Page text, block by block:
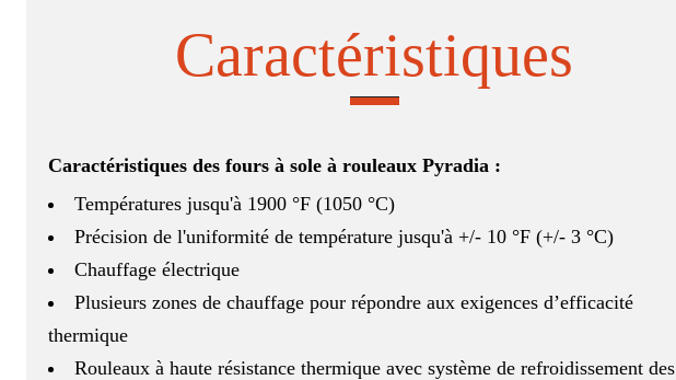
Caractéristiques
Caractéristiques des fours à sole à rouleaux Pyradia :
Températures jusqu'à 1900 °F (1050 °C)
Précision de l'uniformité de température jusqu'à +/- 10 °F (+/- 3 °C)
Chauffage électrique
Plusieurs zones de chauffage pour répondre aux exigences d’efficacité
thermique
Rouleaux à haute résistance thermique avec système de refroidissement des